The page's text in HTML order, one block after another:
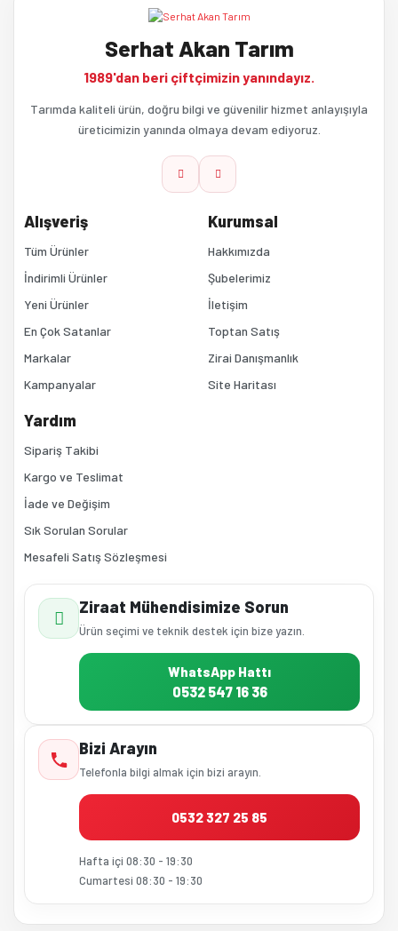
Yorum Yaz
Ürün resmi kalitesiz, bozuk veya görüntülenemiyor.
Ürün açıklamasında eksik bilgiler bulunuyor.
Bu ürüne benzer farklı alternatifler olmalı.
Gönder
Serhat Akan Tarım
1989'dan beri çiftçimizin yanındayız.
Tarımda kaliteli ürün, doğru bilgi ve güvenilir hizmet anlayışıyla
üreticimizin yanında olmaya devam ediyoruz.
Alışveriş
Tüm Ürünler
İndirimli Ürünler
Yeni Ürünler
En Çok Satanlar
Markalar
Kampanyalar
Kurumsal
Hakkımızda
Şubelerimiz
İletişim
Toptan Satış
Zirai Danışmanlık
Site Haritası
Yardım
Sipariş Takibi
Kargo ve Teslimat
İade ve Değişim
Sık Sorulan Sorular
Mesafeli Satış Sözleşmesi
Ziraat Mühendisimize Sorun
Ürün seçimi ve teknik destek için bize yazın.
WhatsApp Hattı
0532 547 16 36
Bizi Arayın
Telefonla bilgi almak için bizi arayın.
0532 327 25 85
Hafta içi 08:30 - 19:30
Cumartesi 08:30 - 19:30